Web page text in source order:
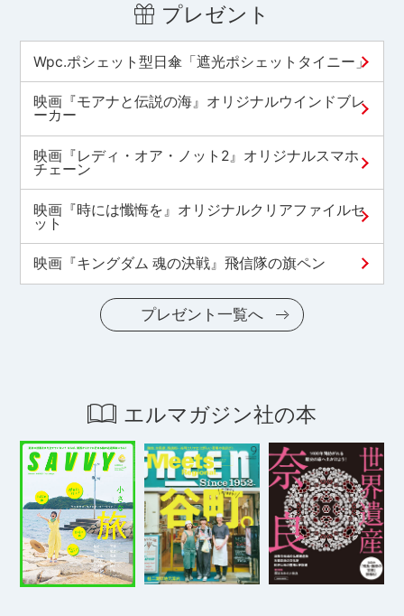
プレゼント
Wpc.ポシェット型日傘「遮光ポシェットタイニー」
映画『モアナと伝説の海』オリジナルウインドブレ
ーカー
映画『レディ・オア・ノット2』オリジナルスマホ
チェーン
映画『時には懺悔を』オリジナルクリアファイルセ
ット
映画『キングダム 魂の決戦』飛信隊の旗ペン
プレゼント一覧へ
エルマガジン社の本